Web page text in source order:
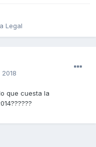
Legal
que cuesta la